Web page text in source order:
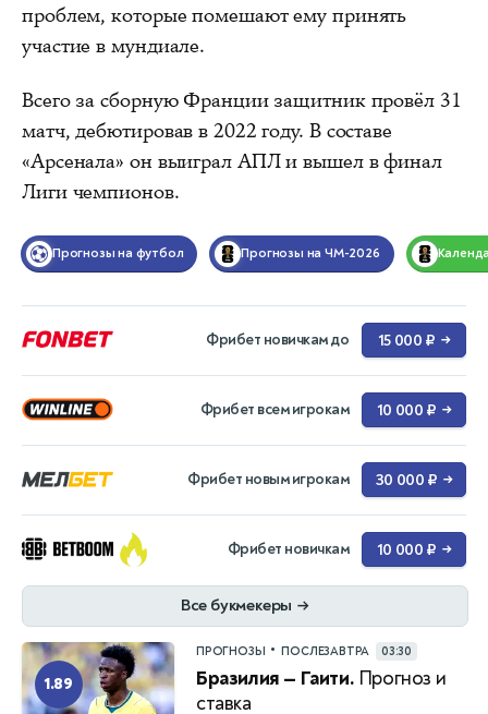
проблем, которые помешают ему принять
участие в мундиале.
Всего за сборную Франции защитник провёл 31
матч, дебютировав в 2022 году. В составе
«Арсенала» он выиграл АПЛ и вышел в финал
Лиги чемпионов.
Прогнозы на футбол Прогнозы на ЧМ-2026
Фрибет новичкам до 15 000 ₽ →
Фрибет всем игрокам 10 000 ₽ →
Фрибет новым игрокам 30 000 ₽ →
Фрибет новичкам 10 000 ₽ →
Все букмекеры →
1.89
ПРОГНОЗЫ • ПОСЛЕЗАВТРА 03:30
Бразилия — Гаити. Прогноз и
ставка